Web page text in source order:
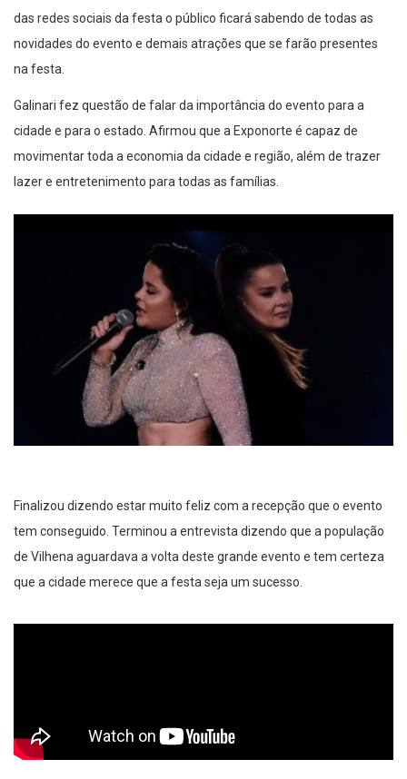
das redes sociais da festa o público ficará sabendo de todas as
novidades do evento e demais atrações que se farão presentes
na festa.
Galinari fez questão de falar da importância do evento para a
cidade e para o estado. Afirmou que a Exponorte é capaz de
movimentar toda a economia da cidade e região, além de trazer
lazer e entretenimento para todas as famílias.
Finalizou dizendo estar muito feliz com a recepção que o evento
tem conseguido. Terminou a entrevista dizendo que a população
de Vilhena aguardava a volta deste grande evento e tem certeza
que a cidade merece que a festa seja um sucesso.